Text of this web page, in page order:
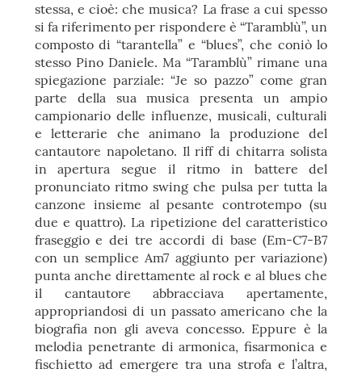
stessa, e cioè: che musica? La frase a cui spesso
si fa riferimento per rispondere è “Taramblù”, un
composto di “tarantella” e “blues”, che coniò lo
stesso Pino Daniele. Ma “Taramblù” rimane una
spiegazione parziale: “Je so pazzo” come gran
parte della sua musica presenta un ampio
campionario delle influenze, musicali, culturali
e letterarie che animano la produzione del
cantautore napoletano. Il riff di chitarra solista
in apertura segue il ritmo in battere del
pronunciato ritmo swing che pulsa per tutta la
canzone insieme al pesante controtempo (su
due e quattro). La ripetizione del caratteristico
fraseggio e dei tre accordi di base (Em-C7-B7
con un semplice Am7 aggiunto per variazione)
punta anche direttamente al rock e al blues che
il cantautore abbracciava apertamente,
appropriandosi di un passato americano che la
biografia non gli aveva concesso. Eppure è la
melodia penetrante di armonica, fisarmonica e
fischietto ad emergere tra una strofa e l’altra,